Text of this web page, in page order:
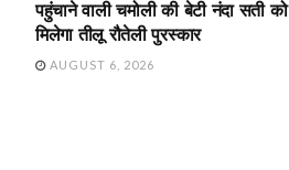
पहुंचाने वाली चमोली की बेटी नंदा सती को
मिलेगा तीलू रौतेली पुरस्कार
AUGUST 6, 2026